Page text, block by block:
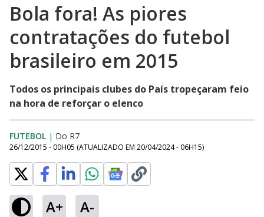
Bola fora! As piores
contratações do futebol
brasileiro em 2015
Todos os principais clubes do País tropeçaram feio
na hora de reforçar o elenco
FUTEBOL | Do R7
26/12/2015 - 00H05 (ATUALIZADO EM 20/04/2024 - 06H15)
A+ A-